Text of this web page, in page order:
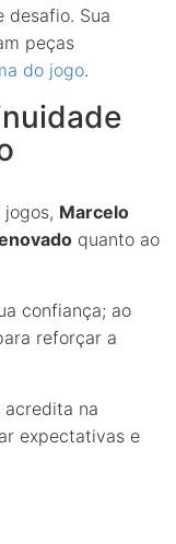
desafio. Sua
peças
do jogo.
Marcelo
quanto ao
confiança; ao
reforçar a
acredita na
expectativas e